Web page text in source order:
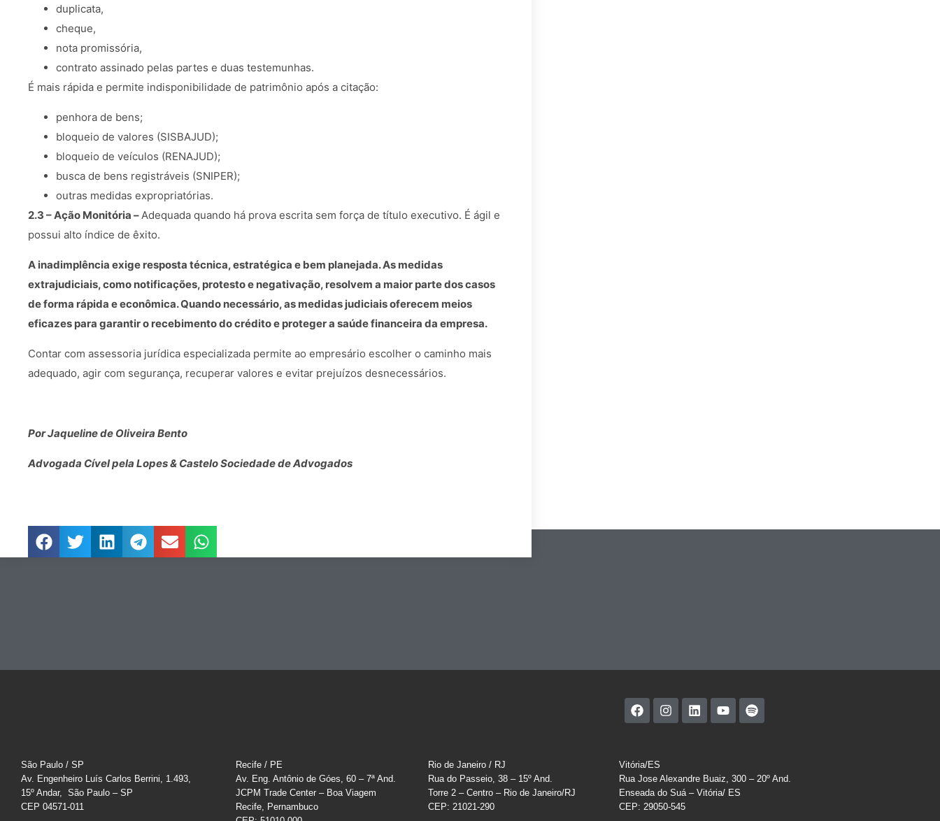
duplicata,
cheque,
nota promissória,
contrato assinado pelas partes e duas testemunhas.
É mais rápida e permite indisponibilidade de patrimônio após a citação:
penhora de bens;
bloqueio de valores (SISBAJUD);
bloqueio de veículos (RENAJUD);
busca de bens registráveis (SNIPER);
outras medidas expropriatórias.
2.3 – Ação Monitória –Adequada quando há prova escrita sem força de título executivo. É ágil e
possui alto índice de êxito.
A inadimplência exige resposta técnica, estratégica e bem planejada. As medidas
extrajudiciais, como notificações, protesto e negativação, resolvem a maior parte dos casos
de forma rápida e econômica. Quando necessário, as medidas judiciais oferecem meios
eficazes para garantir o recebimento do crédito e proteger a saúde financeira da empresa.
Contar com assessoria jurídica especializada permite ao empresário escolher o caminho mais
adequado, agir com segurança, recuperar valores e evitar prejuízos desnecessários.
Por Jaqueline de Oliveira Bento
Advogada Cível pela Lopes & Castelo Sociedade de Advogados
São Paulo / SP
Av. Engenheiro Luís Carlos Berrini, 1.493,
15º Andar, São Paulo – SP
CEP 04571-011
Recife / PE
Av. Eng. Antônio de Góes, 60 – 7ª And.
JCPM Trade Center – Boa Viagem
Recife, Pernambuco
Rio de Janeiro / RJ
Rua do Passeio, 38 – 15º And.
Torre 2 – Centro – Rio de Janeiro/RJ
CEP: 21021-290
Vitória/ES
Rua Jose Alexandre Buaiz, 300 – 20º And.
Enseada do Suá – Vitória/ ES
CEP: 29050-545